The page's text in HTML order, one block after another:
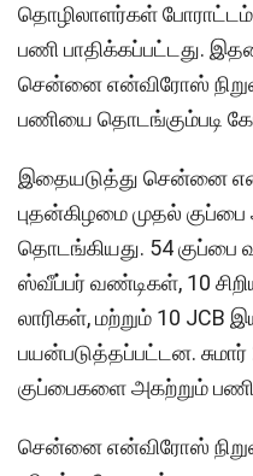
தொழிலாளர்கள்
பணி பாதிக்கப்பட்டது.
சென்னை என்விரோஸ்
பணியை தொடங்கும்படி
இதையடுத்து சென்னை
புதன்கிழமை முதல்
தொடங்கியது. 54 குப்பை
ஸ்வீப்பர் வண்டிகள், 10
லாரிகள், மற்றும் 10 JCB
பயன்படுத்தப்பட்டன.
குப்பைகளை அகற்றும்
சென்னை என்விரோஸ்